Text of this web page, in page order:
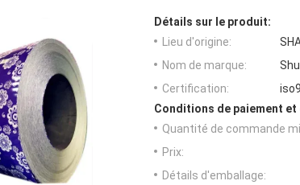
Détails sur le produit:
Lieu d'origine:
Nom de marque:
Certification:
Conditions de paiement et
Quantité de commande
Prix:
Détails d'emballage: